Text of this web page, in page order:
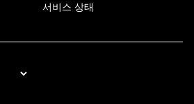
서비스 상태